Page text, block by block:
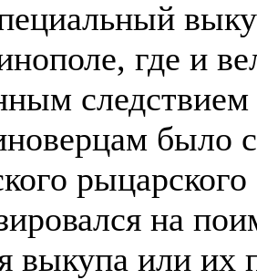
где и
было
на
выкупа или их